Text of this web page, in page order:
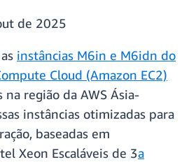
de 2025
instâncias M6in e M6idn do
Cloud (Amazon EC2)
região da AWS Ásia-
instâncias otimizadas para
baseadas em
Xeon Escaláveis de 3a